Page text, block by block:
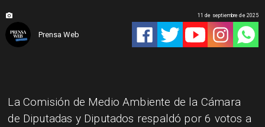
Prensa Web
11 de septiembre de 2025
La Comisión de Medio Ambiente de la Cámara
de Diputadas y Diputados respaldó por 6 votos a